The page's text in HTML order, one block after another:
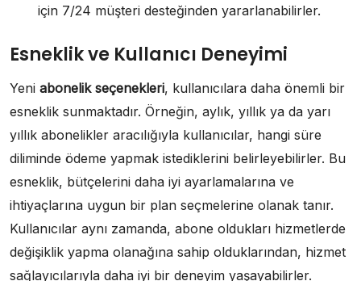
için 7/24 müşteri desteğinden yararlanabilirler.
Esneklik ve Kullanıcı Deneyimi
Yeni abonelik seçenekleri, kullanıcılara daha önemli bir
esneklik sunmaktadır. Örneğin, aylık, yıllık ya da yarı
yıllık abonelikler aracılığıyla kullanıcılar, hangi süre
diliminde ödeme yapmak istediklerini belirleyebilirler. Bu
esneklik, bütçelerini daha iyi ayarlamalarına ve
ihtiyaçlarına uygun bir plan seçmelerine olanak tanır.
Kullanıcılar aynı zamanda, abone oldukları hizmetlerde
değişiklik yapma olanağına sahip olduklarından, hizmet
sağlayıcılarıyla daha iyi bir deneyim yaşayabilirler.